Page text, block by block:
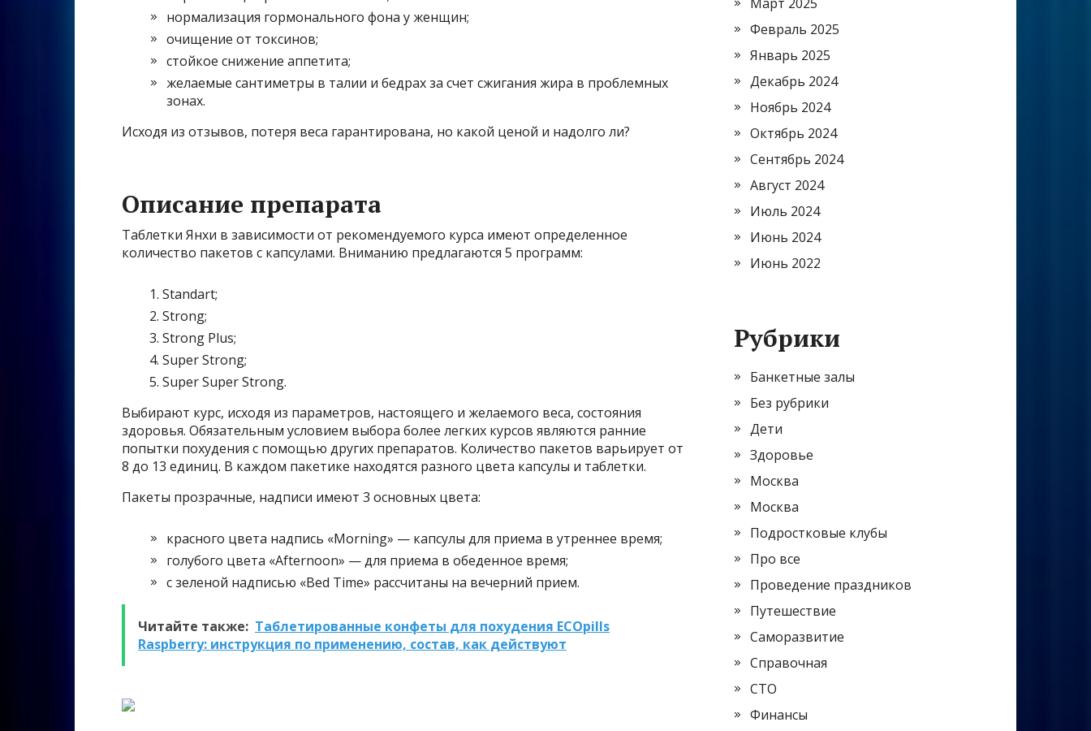
нормализация гормонального фона у женщин;
очищение от токсинов;
стойкое снижение аппетита;
желаемые сантиметры в талии и бедрах за счет сжигания жира в проблемных
зонах.
Исходя из отзывов, потеря веса гарантирована, но какой ценой и надолго ли?
Описание препарата
Таблетки Янхи в зависимости от рекомендуемого курса имеют определенное
количество пакетов с капсулами. Вниманию предлагаются 5 программ:
Standart;
Strong;
Strong Plus;
Super Strong;
Super Super Strong.
Выбирают курс, исходя из параметров, настоящего и желаемого веса, состояния
здоровья. Обязательным условием выбора более легких курсов являются ранние
попытки похудения с помощью других препаратов. Количество пакетов варьирует от
8 до 13 единиц. В каждом пакетике находятся разного цвета капсулы и таблетки.
Пакеты прозрачные, надписи имеют 3 основных цвета:
красного цвета надпись «Morning» — капсулы для приема в утреннее время;
голубого цвета «Afternoon» — для приема в обеденное время;
с зеленой надписью «Bed Time» рассчитаны на вечерний прием.
Читайте также: Таблетированные конфеты для похудения ECOpills
Raspberry: инструкция по применению, состав, как действуют
Февраль 2025
Январь 2025
Декабрь 2024
Ноябрь 2024
Октябрь 2024
Сентябрь 2024
Август 2024
Июль 2024
Июнь 2024
Июнь 2022
Рубрики
Банкетные залы
Без рубрики
Дети
Здоровье
Москва
Москва
Подростковые клубы
Про все
Проведение праздников
Путешествие
Саморазвитие
Справочная
СТО
Финансы